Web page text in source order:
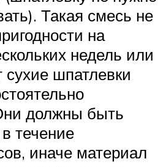
Такая смесь не
на
недель или
шпатлевки
должны быть
течение
иначе материал